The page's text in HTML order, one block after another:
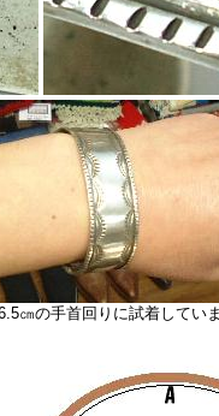
㎝の手首回りに試着してい